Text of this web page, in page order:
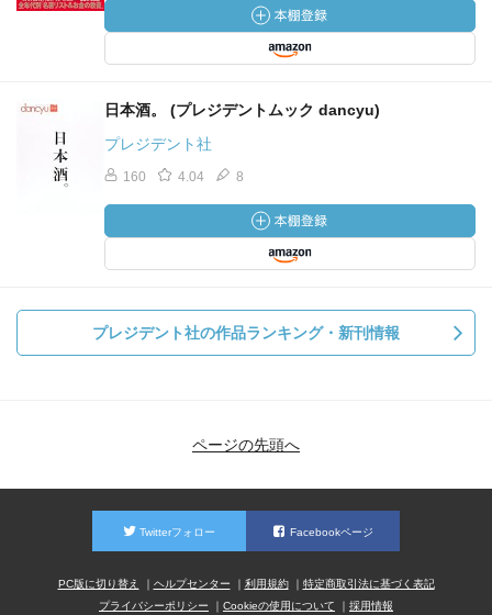
日本酒。 (プレジデントムック dancyu)
プレジデント社
160 4.04 8
プレジデント社の作品ランキング・新刊情報
ページの先頭へ
Twitterフォロー Facebookページ
PC版に切り替え ヘルプセンター 利用規約
特定商取引法に基づく表記
プライバシーポリシー
Cookieの使用について 採用情報